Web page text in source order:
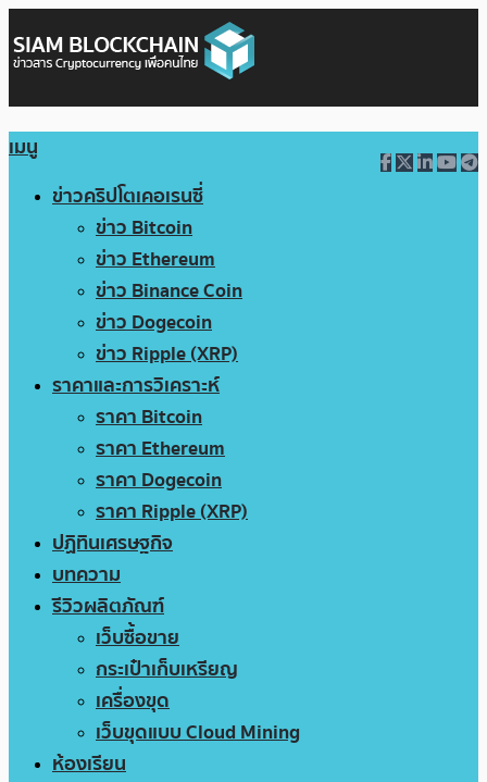
เมนู
ข่าวคริปโตเคอเรนซี่
ข่าว Bitcoin
ข่าว Ethereum
ข่าว Binance Coin
ข่าว Dogecoin
ข่าว Ripple (XRP)
ราคาและการวิเคราะห์
ราคา Bitcoin
ราคา Ethereum
ราคา Dogecoin
ราคา Ripple (XRP)
ปฏิทินเศรษฐกิจ
บทความ
รีวิวผลิตภัณฑ์
เว็บซื้อขาย
กระเป๋าเก็บเหรียญ
เครื่องขุด
เว็บขุดแบบ Cloud Mining
ห้องเรียน